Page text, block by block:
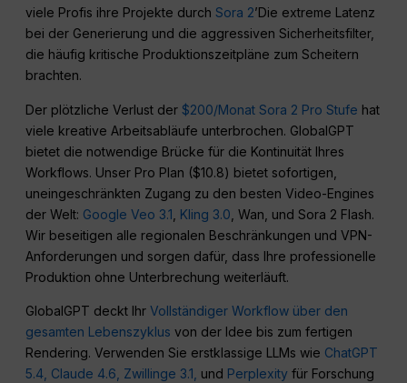
viele Profis ihre Projekte durchSora 2’Die extreme Latenz
bei der Generierung und die aggressiven Sicherheitsfilter,
die häufig kritische Produktionszeitpläne zum Scheitern
brachten.
Der plötzliche Verlust der$200/Monat Sora 2 Pro Stufe hat
viele kreative Arbeitsabläufe unterbrochen. GlobalGPT
bietet die notwendige Brücke für die Kontinuität Ihres
Workflows. Unser Pro Plan ($10.8) bietet sofortigen,
uneingeschränkten Zugang zu den besten Video-Engines
der Welt: Google Veo 3.1 Kling 3.0 , Wan, und Sora 2 Flash.
Wir beseitigen alle regionalen Beschränkungen und VPN-
Anforderungen und sorgen dafür, dass Ihre professionelle
Produktion ohne Unterbrechung weiterläuft.
GlobalGPT deckt IhrVollständiger Workflow über den
gesamten Lebenszyklus von der Idee bis zum fertigen
Rendering. Verwenden Sie erstklassige LLMs wie ChatGPT
5.4, Claude 4.6, Zwillinge 3.1, und Perplexityfür Forschung